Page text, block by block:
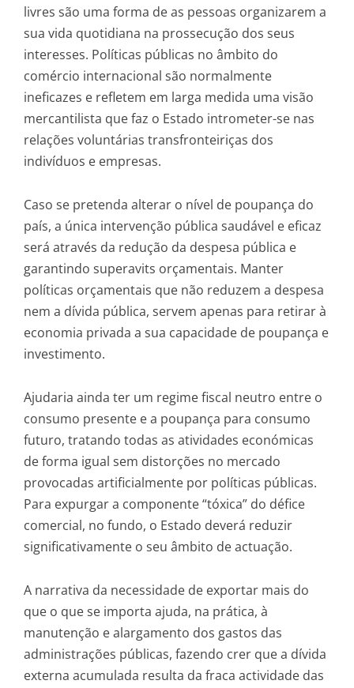
livres são uma forma de as pessoas organizarem a
sua vida quotidiana na prossecução dos seus
interesses. Políticas públicas no âmbito do
comércio internacional são normalmente
ineficazes e refletem em larga medida uma visão
mercantilista que faz o Estado intrometer-se nas
relações voluntárias transfronteiriças dos
indivíduos e empresas.
Caso se pretenda alterar o nível de poupança do
país, a única intervenção pública saudável e eficaz
será através da redução da despesa pública e
garantindo superavits orçamentais. Manter
políticas orçamentais que não reduzem a despesa
nem a dívida pública, servem apenas para retirar à
economia privada a sua capacidade de poupança e
investimento.
Ajudaria ainda ter um regime fiscal neutro entre o
consumo presente e a poupança para consumo
futuro, tratando todas as atividades económicas
de forma igual sem distorções no mercado
provocadas artificialmente por políticas públicas.
Para expurgar a componente “tóxica” do défice
comercial, no fundo, o Estado deverá reduzir
significativamente o seu âmbito de actuação.
A narrativa da necessidade de exportar mais do
que o que se importa ajuda, na prática, à
manutenção e alargamento dos gastos das
administrações públicas, fazendo crer que a dívida
externa acumulada resulta da fraca actividade das